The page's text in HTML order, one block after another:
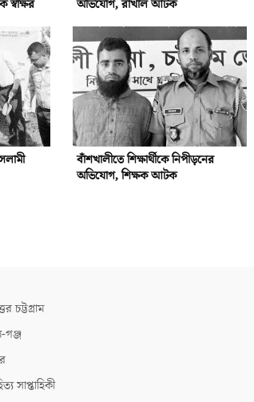
অভিযোগ, রাখাল আটক
বাঁশখালীতে শিক্ষার্থীকে নিপীড়নের
অভিযোগ, শিক্ষক আটক
চট্টগ্রাম
গঞ্জ
সাপ্তাহিকী